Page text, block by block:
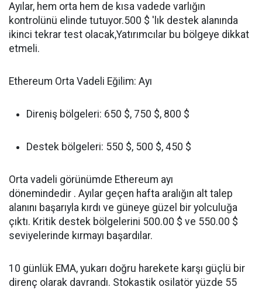
Ayılar, hem orta hem de kısa vadede varlığın
kontrolünü elinde tutuyor.500 $ 'lık destek alanında
ikinci tekrar test olacak,Yatırımcılar bu bölgeye dikkat
etmeli.
Ethereum Orta Vadeli Eğilim: Ayı
Direniş bölgeleri: 650 $, 750 $, 800 $
Destek bölgeleri: 550 $, 500 $, 450 $
Orta vadeli görünümde Ethereum ayı
dönemindedir . Ayılar geçen hafta aralığın alt talep
alanını başarıyla kırdı ve güneye güzel bir yolculuğa
çıktı. Kritik destek bölgelerini 500.00 $ ve 550.00 $
seviyelerinde kırmayı başardılar.
10 günlük EMA, yukarı doğru harekete karşı güçlü bir
direnç olarak davrandı. Stokastik osilatör yüzde 55